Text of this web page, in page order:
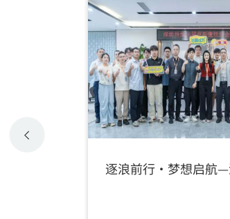
逐浪前行·梦想启航—